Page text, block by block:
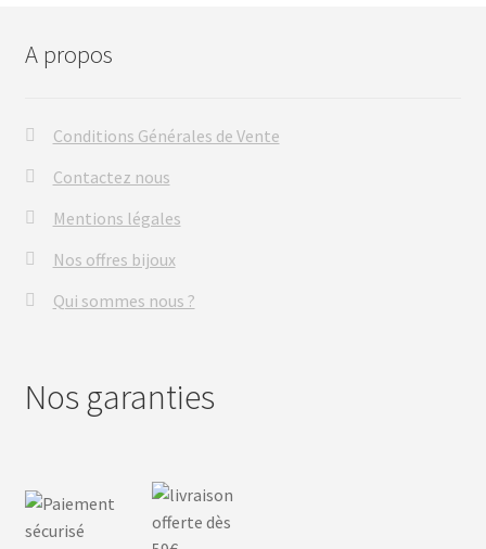
A propos
Conditions Générales de Vente
Contactez nous
Mentions légales
Nos offres bijoux
Qui sommes nous ?
Nos garanties